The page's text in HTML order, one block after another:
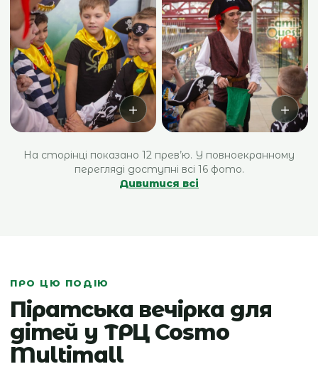
＋ ＋
На сторінці показано 12 прев’ю. У повноекранному
перегляді доступні всі 16 фото.
Дивитися всі
ПРО ЦЮ ПОДІЮ
Піратська вечірка для
дітей у ТРЦ Cosmo
Multimall